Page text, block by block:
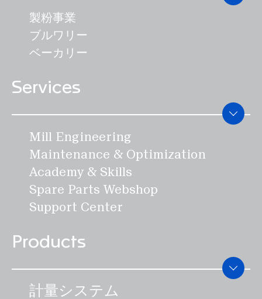
製粉事業
ブルワリー
ベーカリー
Services
Mill Engineering
Maintenance & Optimization
Academy & Skills
Spare Parts Webshop
Support Center
Products
計量システム